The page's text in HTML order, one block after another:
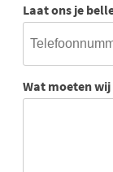
Laat ons je
Wat moeten